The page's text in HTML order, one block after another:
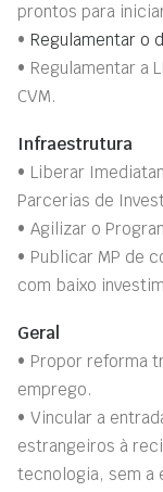
prontos para
• Regulamentar o
• Regulamentar a
CVM.
Infraestrutura
• Liberar
Parcerias de
• Agilizar o
• Publicar MP de
com baixo
Geral
• Propor reforma
emprego.
• Vincular a
estrangeiros à
tecnologia, sem a